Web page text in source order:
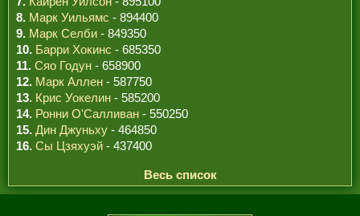
8. Марк Уильямс - 894400
9. Марк Селби - 849350
10. Барри Хокинс - 685350
11. Сяо Годун - 658900
12. Марк Аллен - 587750
13. Крис Уокелин - 585200
14. Ронни О'Салливан - 550250
15. Дин Джуньху - 464850
16. Сы Цзяхуэй - 437400
Весь список